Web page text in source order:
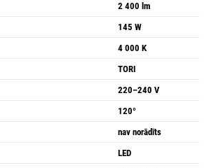
2 400 lm
145 W
4 000 K
TORI
220–240 V
120°
nav norādīts
LED